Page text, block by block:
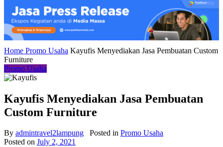
Home Promo Usaha Kayufis Menyediakan Jasa Pembuatan Custom
Furniture
Promo Usaha
Kayufis Menyediakan Jasa Pembuatan
Custom Furniture
By admintravel2lampung Posted in Promo Usaha
Posted on July 2, 2021